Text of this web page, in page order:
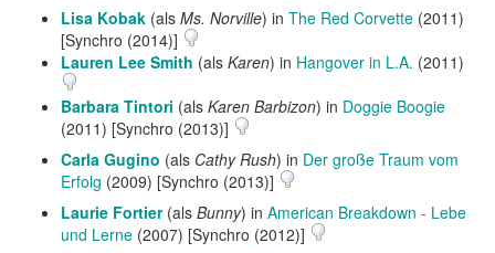
Lisa Kobak (als Ms. Norville) in The Red Corvette (2011)
[Synchro (2014)]
Lauren Lee Smith (als Karen) in Hangover in L.A. (2011)
Barbara Tintori (als Karen Barbizon) in Doggie Boogie
(2011) [Synchro (2013)]
Carla Gugino (als Cathy Rush) in Der große Traum vom
Erfolg (2009) [Synchro (2013)]
Laurie Fortier(als Bunny) in American Breakdown - Lebe
und Lerne (2007) [Synchro (2012)]